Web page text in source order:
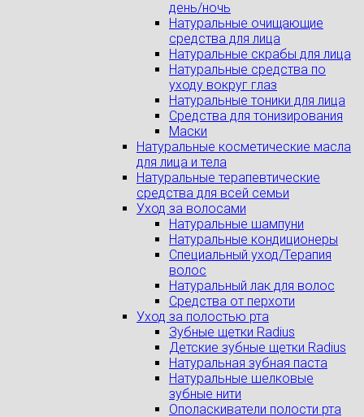
день/ночь
Натуральные очищающие
средства для лица
Натуральные скрабы для лица
Натуральные средства по
уходу вокруг глаз
Натуральные тоники для лица
Средства для тонизирования
Маски
Натуральные косметические масла
для лица и тела
Натуральные терапевтические
средства для всей семьи
Уход за волосами
Натуральные шампуни
Натуральные кондиционеры
Специальный уход/Терапия
волос
Натуральный лак для волос
Средства от перхоти
Уход за полостью рта
Зубные щетки Radius
Детские зубные щетки Radius
Натуральная зубная паста
Натуральные шелковые
зубные нити
Ополаскиватели полости рта